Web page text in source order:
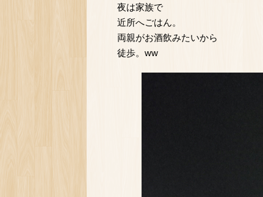
夜は家族で
近所へごはん。
両親がお酒飲みたいから
徒歩。ww